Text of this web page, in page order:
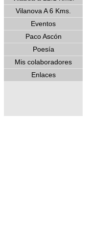
Vilanova A 6 Kms.
Eventos
Paco Ascón
Poesía
Mis colaboradores
Enlaces